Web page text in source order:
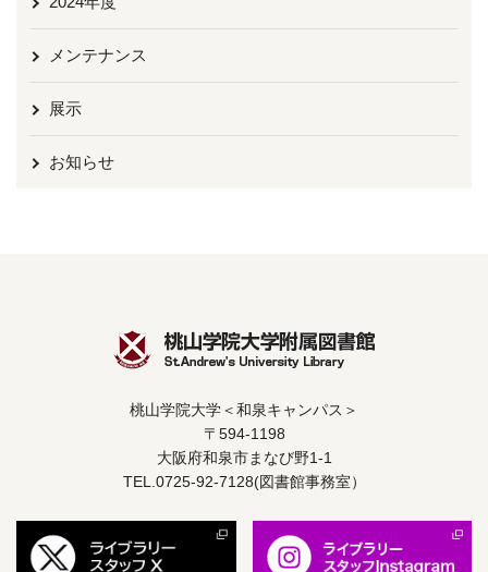
メンテナンス
展示
お知らせ
桃山学院大学＜和泉キャンパス＞
〒594-1198
大阪府和泉市まなび野1-1
TEL.0725-92-7128(図書館事務室）